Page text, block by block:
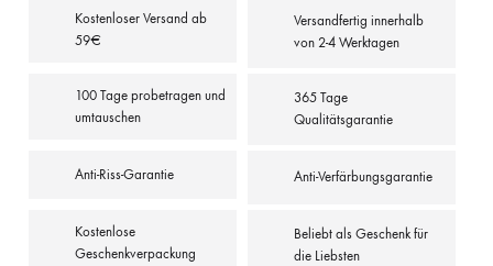
Kostenloser Versand ab
59€
Versandfertig innerhalb
von 2-4 Werktagen
100 Tage probetragen und
umtauschen
365 Tage
Qualitätsgarantie
Anti-Riss-Garantie Anti-Verfärbungsgarantie
Kostenlose
Geschenkverpackung
Beliebt als Geschenk für
die Liebsten